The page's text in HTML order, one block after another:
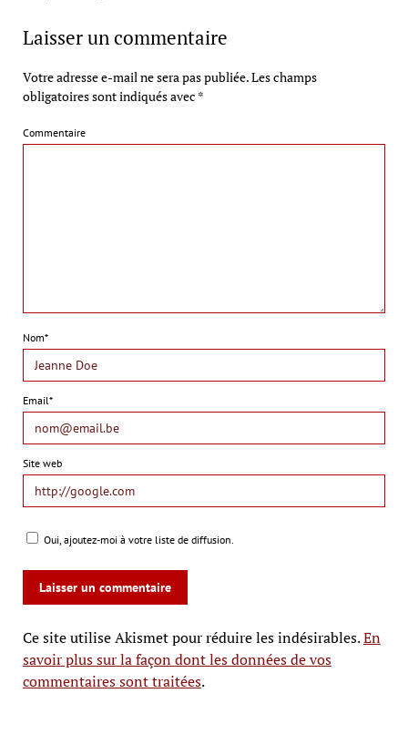
Laisser un commentaire
Votre adresse e-mail ne sera pas publiée.Les champs
obligatoires sont indiqués avec *
Commentaire
Nom*
Email*
Site web
Oui, ajoutez-moi à votre liste de diffusion.
Ce site utilise Akismet pour réduire les indésirables.En
savoir plus sur la façon dont les données de vos
commentaires sont traitées.